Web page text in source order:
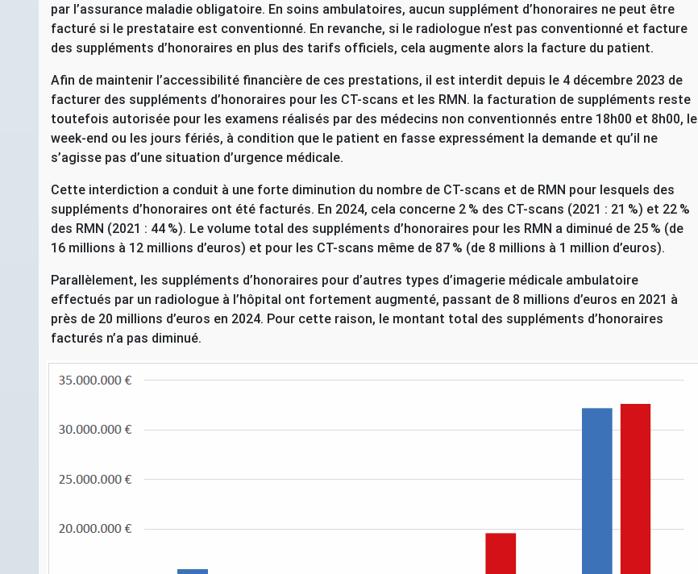
par l’assurance maladie obligatoire. En soins ambulatoires, aucun supplément d’honoraires ne peut être
facturé si le prestataire est conventionné. En revanche, si le radiologue n’est pas conventionné et facture
des suppléments d’honoraires en plus des tarifs officiels, cela augmente alors la facture du patient.
Afin de maintenir l’accessibilité financière de ces prestations, il est interdit depuis le 4 décembre 2023 de
facturer des suppléments d’honoraires pour les CT-scans et les RMN. la facturation de suppléments reste
toutefois autorisée pour les examens réalisés par des médecins non conventionnés entre 18h00 et 8h00, le
week-end ou les jours fériés, à condition que le patient en fasse expressément la demande et qu’il ne
s’agisse pas d’une situation d’urgence médicale.
Cette interdiction a conduit à une forte diminution du nombre de CT-scans et de RMN pour lesquels des
suppléments d’honoraires ont été facturés. En 2024, cela concerne 2 % des CT-scans (2021 : 21 %) et 22 %
des RMN (2021 : 44 %). Le volume total des suppléments d’honoraires pour les RMN a diminué de 25 % (de
16 millions à 12 millions d’euros) et pour les CT-scans même de 87 % (de 8 millions à 1 million d’euros).
Parallèlement, les suppléments d’honoraires pour d’autres types d’imagerie médicale ambulatoire
effectués par un radiologue à l’hôpital ont fortement augmenté, passant de 8 millions d’euros en 2021 à
près de 20 millions d’euros en 2024. Pour cette raison, le montant total des suppléments d’honoraires
facturés n’a pas diminué.